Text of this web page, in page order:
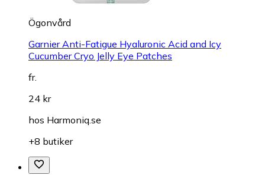
Ögonvård
Garnier Anti-Fatigue Hyaluronic Acid and Icy
Cucumber Cryo Jelly Eye Patches
fr.
24 kr
hos Harmoniq.se
+8 butiker